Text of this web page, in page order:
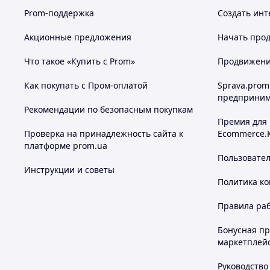
Соотношение сторон 16:9
имеющих ИК-образ. Идеально рассчитанное
PRO 1500 IRPM
Вместо традиционных УФ-ламп в PRO 1500
равномерно освещают всю зону между и
Использование LED - позволяет значительно
оборудования - до 10 лет.
Управление режимами работы производится
Магнитный датчик
защищенные документы или ценные бумаги.
Prom-поддержка
Акционные предложения
Что такое «Купить с Prom»
Как покупать с Пром-оплатой
Рекомендации по безопасным покупкам
Проверка на принадлежность сайта к
платформе prom.ua
Инструкции и советы
Создать
Начать
Премия для
Политика
Правила
Бонусная